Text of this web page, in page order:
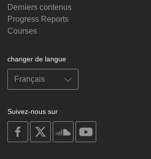
Derniers contenus
Progress Reports
Courses
changer de langue
Suivez-nous sur
on
facebook
soundcloud